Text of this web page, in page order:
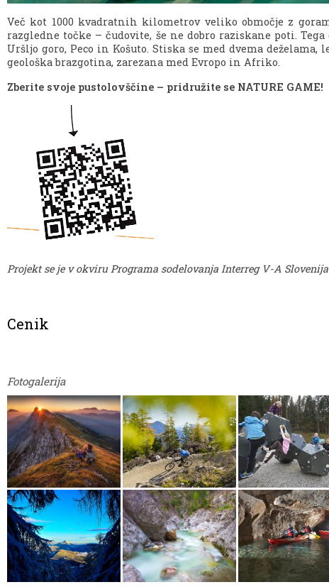
Več kot 1000 kvadratnih kilometrov veliko območje z
razgledne točke – čudovite, še ne dobro raziskane poti.
Uršljo goro, Peco in Košuto. Stiska se med dvema
geološka brazgotina, zarezana med Evropo in Afriko.
Zberite svoje pustolovščine – pridružite se NATURE GAME!
Projekt se je v okviru Programa sodelovanja Interreg V-A
Cenik
Fotogalerija